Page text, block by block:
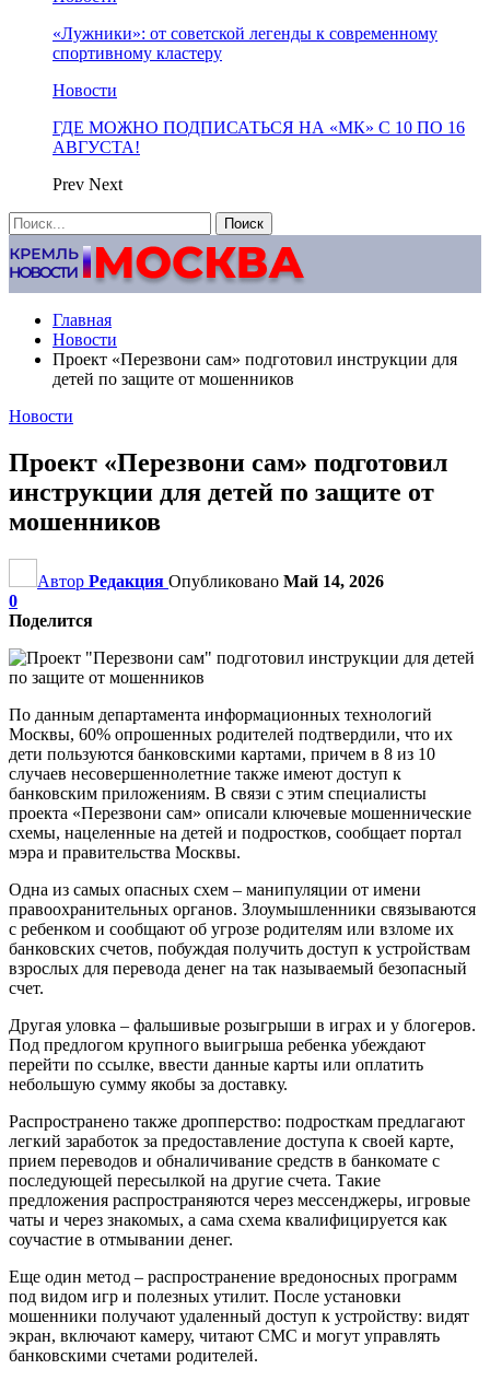
«Лужники»: от советской легенды к современному
спортивному кластеру
Новости
ГДЕ МОЖНО ПОДПИСАТЬСЯ НА «МК» С 10 ПО 16
АВГУСТА!
Prev Next
Главная
Новости
Проект «Перезвони сам» подготовил инструкции для
детей по защите от мошенников
Новости
Проект «Перезвони сам» подготовил
инструкции для детей по защите от
мошенников
Автор Редакция Опубликовано Май 14, 2026
0
Поделится
По данным департамента информационных технологий
Москвы, 60% опрошенных родителей подтвердили, что их
дети пользуются банковскими картами, причем в 8 из 10
случаев несовершеннолетние также имеют доступ к
банковским приложениям. В связи с этим специалисты
проекта «Перезвони сам» описали ключевые мошеннические
схемы, нацеленные на детей и подростков, сообщает портал
мэра и правительства Москвы.
Одна из самых опасных схем – манипуляции от имени
правоохранительных органов. Злоумышленники связываются
с ребенком и сообщают об угрозе родителям или взломе их
банковских счетов, побуждая получить доступ к устройствам
взрослых для перевода денег на так называемый безопасный
счет.
Другая уловка – фальшивые розыгрыши в играх и у блогеров.
Под предлогом крупного выигрыша ребенка убеждают
перейти по ссылке, ввести данные карты или оплатить
небольшую сумму якобы за доставку.
Распространено также дропперство: подросткам предлагают
легкий заработок за предоставление доступа к своей карте,
прием переводов и обналичивание средств в банкомате с
последующей пересылкой на другие счета. Такие
предложения распространяются через мессенджеры, игровые
чаты и через знакомых, а сама схема квалифицируется как
соучастие в отмывании денег.
Еще один метод – распространение вредоносных программ
под видом игр и полезных утилит. После установки
мошенники получают удаленный доступ к устройству: видят
экран, включают камеру, читают СМС и могут управлять
банковскими счетами родителей.